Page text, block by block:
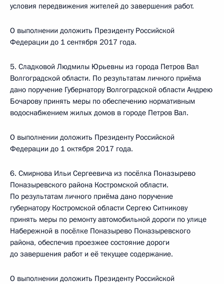
условия передвижения жителей до завершения работ.
О выполнении доложить Президенту Российской
Федерации до 1 сентября 2017 года.
5. Сладковой Людмилы Юрьевны из города Петров Вал
Волгоградской области. По результатам личного приёма
дано поручение Губернатору Волгоградской области Андрею
Бочарову принять меры по обеспечению нормативным
водоснабжением жилых домов в городе Петров Вал.
О выполнении доложить Президенту Российской
Федерации до 1 октября 2017 года.
6. Смирнова Ильи Сергеевича из посёлка Поназырево
Поназыревского района Костромской области.
По результатам личного приёма дано поручение
губернатору Костромской области Сергею Ситникову
принять меры по ремонту автомобильной дороги по улице
Набережной в посёлке Поназырево Поназыревского
района, обеспечив проезжее состояние дороги
до завершения работ и её текущее содержание.
О выполнении доложить Президенту Российской